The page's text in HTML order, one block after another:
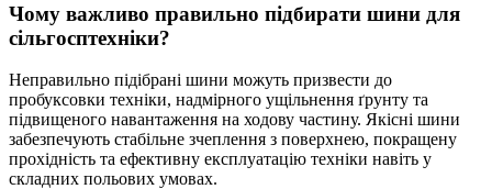
Чому важливо правильно підбирати шини для
сільгосптехніки?
Неправильно підібрані шини можуть призвести до
пробуксовки техніки, надмірного ущільнення ґрунту та
підвищеного навантаження на ходову частину. Якісні шини
забезпечують стабільне зчеплення з поверхнею, покращену
прохідність та ефективну експлуатацію техніки навіть у
складних польових умовах.